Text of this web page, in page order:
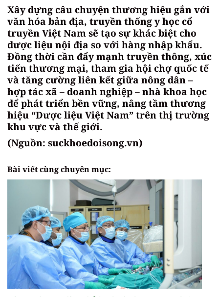
Xây dựng câu chuyện thương hiệu gắn với
văn hóa bản địa, truyền thống y học cổ
truyền Việt Nam sẽ tạo sự khác biệt cho
dược liệu nội địa so với hàng nhập khẩu.
Đồng thời cần đẩy mạnh truyền thông, xúc
tiến thương mại, tham gia hội chợ quốc tế
và tăng cường liên kết giữa nông dân –
hợp tác xã – doanh nghiệp – nhà khoa học
để phát triển bền vững, nâng tầm thương
hiệu “Dược liệu Việt Nam” trên thị trường
khu vực và thế giới.
(Nguồn: suckhoedoisong.vn)
Bài viết cùng chuyên mục: